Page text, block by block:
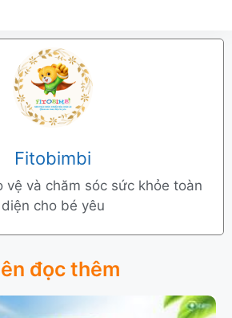
Fitobimbi
vệ và chăm sóc sức khỏe toàn
diện cho bé yêu
đọc thêm